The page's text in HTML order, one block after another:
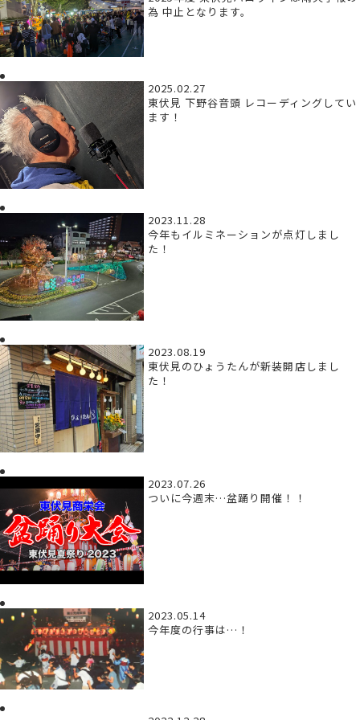
為 中止となります。
2025.02.27
東伏見 下野谷音頭 レコーディングしてい
ます！
2023.11.28
今年もイルミネーションが点灯しまし
た！
2023.08.19
東伏見のひょうたんが新装開店しまし
た！
2023.07.26
ついに今週末…盆踊り開催！！
2023.05.14
今年度の行事は…！